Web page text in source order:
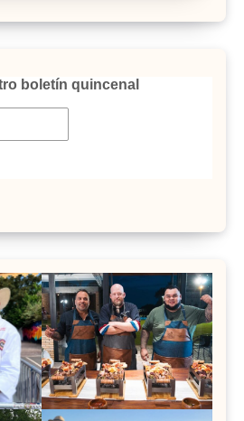
boletín quincenal